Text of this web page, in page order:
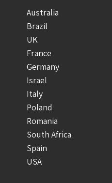
Australia
Brazil
UK
France
Germany
Israel
Italy
Poland
Romania
South Africa
Spain
USA